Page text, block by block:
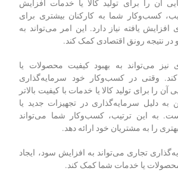
اساساً پتانسیل آن را برای کسب درآمد
دلیل که شما در حال افزایش توانایی برای
هستید. به این ترتیب، کسب‌وکار شما قادر به
درآمد بیشتر خواهد بود.
سرمایه‌گذاری تجاری این است که می‌تواند به
وقتی در کسب‌وکار خود سرمایه‌گذاری
آن را برای تولید کالا یا خدمات افزایش
کسب‌وکار شما به کارکنان بیشتری برای
یافته نیاز دارد. این امر می‌تواند به
نتیجه رونق اقتصادی کمک کند.
نیز می‌تواند به بهبود کیفیت محصولات یا
وقتی در کسب‌وکار خود سرمایه‌گذاری